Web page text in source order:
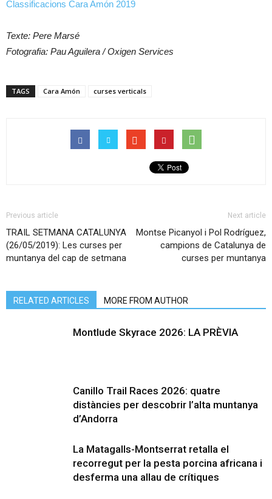
Classificacions Cara Amón 2019
Texte: Pere Marsé
Fotografia: Pau Aguilera / Oxigen Services
TAGS Cara Amón curses verticals
Previous article
TRAIL SETMANA CATALUNYA
(26/05/2019): Les curses per
muntanya del cap de setmana
Next article
Montse Picanyol i Pol Rodríguez,
campions de Catalunya de
curses per muntanya
RELATED ARTICLES MORE FROM AUTHOR
Montlude Skyrace 2026: LA PRÈVIA
Canillo Trail Races 2026: quatre
distàncies per descobrir l’alta muntanya
d’Andorra
La Matagalls-Montserrat retalla el
recorregut per la pesta porcina africana i
desferma una allau de crítiques